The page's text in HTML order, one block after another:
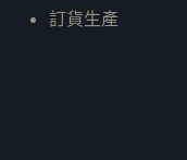
訂貨生產